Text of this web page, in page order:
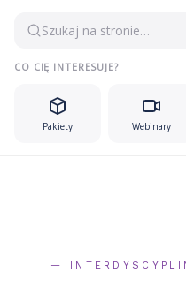
Szukaj na stronie…
CO CIĘ INTERESUJE?
Pakiety Webinary
—